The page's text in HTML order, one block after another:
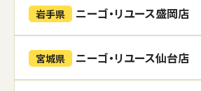
岩手県 ニーゴ・リユース盛岡店
宮城県 ニーゴ・リユース仙台店